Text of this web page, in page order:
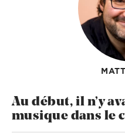
Au début, il n’y
musique dans le